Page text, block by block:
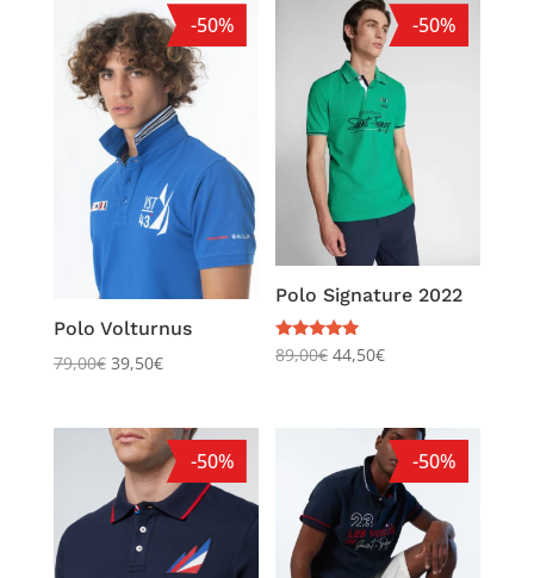
-50%
Polo Volturnus
79,00€ 39,50€
-50%
Polo Signature 2022
Note
5.00
89,00€ 44,50€
-50% -50%